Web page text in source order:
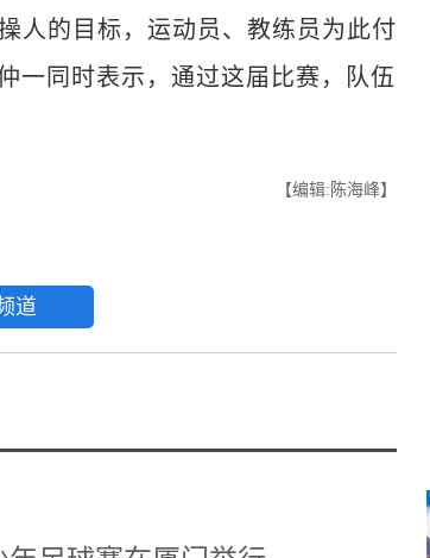
人的目标，运动员、教练员为此付
一同时表示，通过这届比赛，队伍
【编辑:陈海峰】
道